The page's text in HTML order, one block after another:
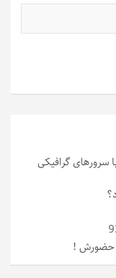
سرورهای گرافیکی
حضورش !